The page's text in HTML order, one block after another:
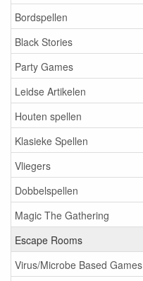
Bordspellen
Black Stories
Party Games
Leidse Artikelen
Houten spellen
Klasieke Spellen
Vliegers
Dobbelspellen
Magic The Gathering
Escape Rooms
Virus/Microbe Based Games